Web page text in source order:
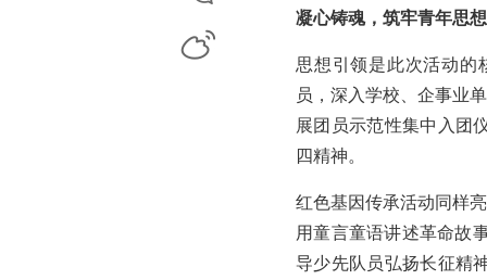
凝心铸魂，筑牢青年思
思想引领是此次活动的
员，深入学校、企事业
展团员示范性集中入团
四精神。
红色基因传承活动同样
用童言童语讲述革命故
导少先队员弘扬长征精